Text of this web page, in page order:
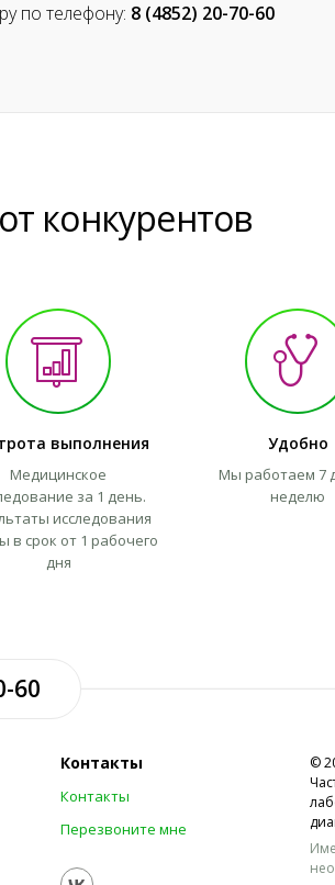
по телефону: 8 (4852) 20-70-60
конкурентов
выполнения
Медицинское
за 1 день.
исследования
в срок от 1 рабочего
дня
Удобно
Мы работаем 7
неделю
Контакты
Контакты
Перезвоните мне
©
60